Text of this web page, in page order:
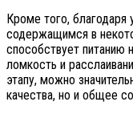
Кроме того,
содержащимся в
способствует питанию
ломкость и
этапу, можно
качества, но и общее